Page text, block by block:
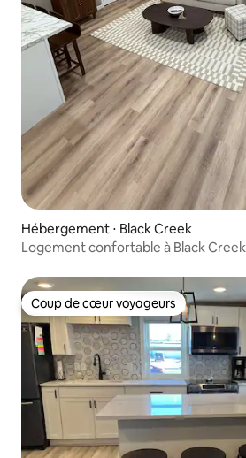
Hébergement ⋅ Black Creek
Logement confortable à Black Creek
Coup de cœur voyageurs
Coup de cœur voyageurs